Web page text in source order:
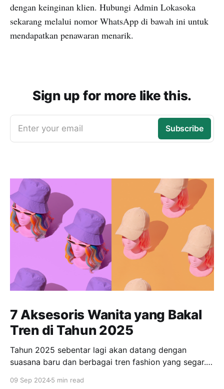
dengan keinginan klien. Hubungi Admin Lokasoka
sekarang melalui nomor WhatsApp di bawah ini untuk
mendapatkan penawaran menarik.
Sign up for more like this.
Enter your email Subscribe
7 Aksesoris Wanita yang Bakal
Tren di Tahun 2025
Tahun 2025 sebentar lagi akan datang dengan
suasana baru dan berbagai tren fashion yang segar.
relevan dengan tren terkini menjadi salah satu
09 Sep 20245 min read